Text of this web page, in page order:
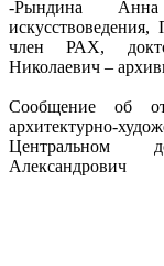
-Рындина
член РАХ,
Николаевич –
Сообщение об
архитектурно-
Центральном
Александрович